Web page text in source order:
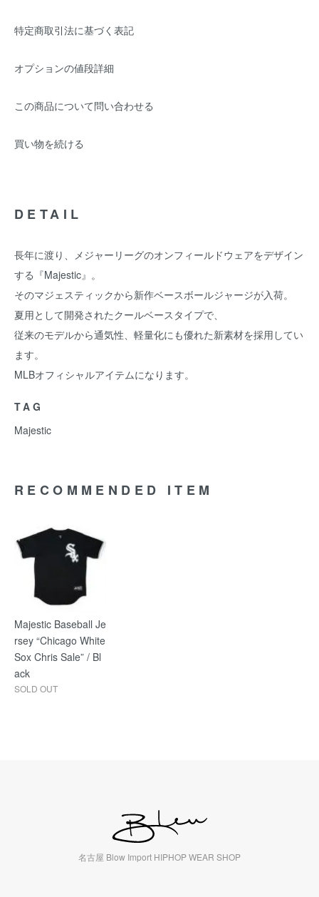
特定商取引法に基づく表記
オプションの値段詳細
この商品について問い合わせる
買い物を続ける
DETAIL
長年に渡り、メジャーリーグのオンフィールドウェアをデザイン
する『Majestic』。
そのマジェスティックから新作ベースボールジャージが入荷。
夏用として開発されたクールベースタイプで、
従来のモデルから通気性、軽量化にも優れた新素材を採用してい
ます。
MLBオフィシャルアイテムになります。
TAG
Majestic
RECOMMENDED ITEM
Majestic Baseball Je
rsey “Chicago White
Sox Chris Sale” / Bl
ack
SOLD OUT
名古屋 Blow Import HIPHOP WEAR SHOP